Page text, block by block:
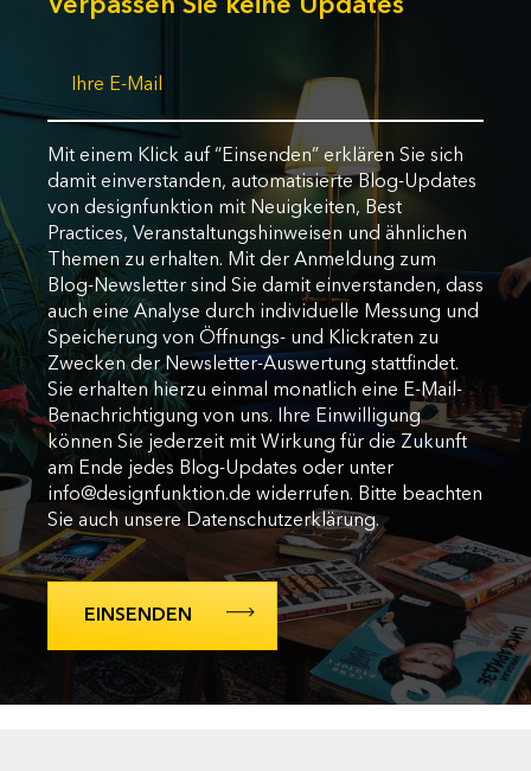
Verpassen Sie keine Updates
Mit einem Klick auf “Einsenden” erklären Sie sich
damit einverstanden, automatisierte Blog-Updates
von designfunktion mit Neuigkeiten, Best
Practices, Veranstaltungshinweisen und ähnlichen
Themen zu erhalten. Mit der Anmeldung zum
Blog-Newsletter sind Sie damit einverstanden, dass
auch eine Analyse durch individuelle Messung und
Speicherung von Öffnungs- und Klickraten zu
Zwecken der Newsletter-Auswertung stattfindet.
Sie erhalten hierzu einmal monatlich eine E-Mail-
Benachrichtigung von uns. Ihre Einwilligung
können Sie jederzeit mit Wirkung für die Zukunft
am Ende jedes Blog-Updates oder unter
info@designfunktion.de widerrufen. Bitte beachten
Sie auch unsere Datenschutzerklärung.